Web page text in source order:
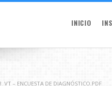
INICIO
VT – ENCUESTA DE DIAGNÓSTICO.PDF